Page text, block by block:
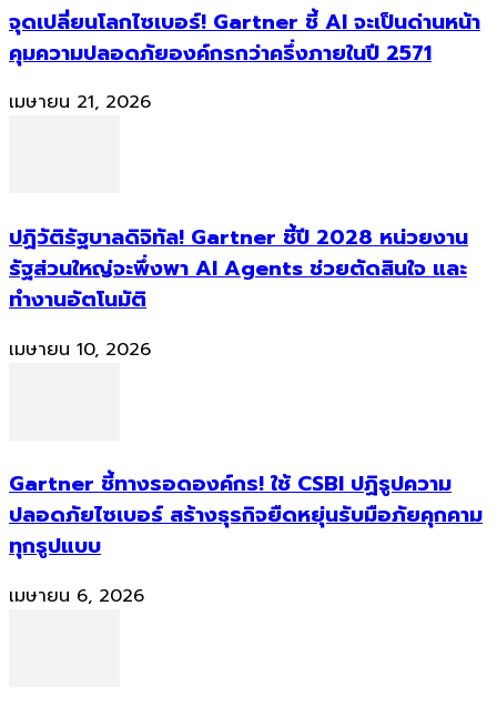
จุดเปลี่ยนโลกไซเบอร์! Gartner ชี้ AI จะเป็นด่านหน้า
คุมความปลอดภัยองค์กรกว่าครึ่งภายในปี 2571
เมษายน 21, 2026
ปฏิวัติรัฐบาลดิจิทัล! Gartner ชี้ปี 2028 หน่วยงาน
รัฐส่วนใหญ่จะพึ่งพา AI Agents ช่วยตัดสินใจ และ
ทำงานอัตโนมัติ
เมษายน 10, 2026
Gartner ชี้ทางรอดองค์กร! ใช้ CSBI ปฏิรูปความ
ปลอดภัยไซเบอร์ สร้างธุรกิจยืดหยุ่นรับมือภัยคุกคาม
ทุกรูปแบบ
เมษายน 6, 2026